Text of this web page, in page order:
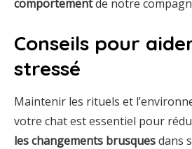
comportementde notre
Conseils pour
stressé
Maintenir les rituels et
votre chat est essentiel pour
les changements brusquesdans